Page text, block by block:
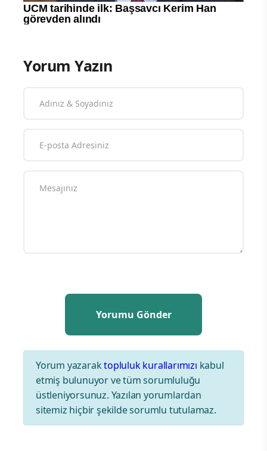
Yorum Yazın
Yorum yazaraktopluluk kurallarımızı kabul
etmiş bulunuyor ve tüm sorumluluğu
üstleniyorsunuz. Yazılan yorumlardan
sitemiz hiçbir şekilde sorumlu tutulamaz.